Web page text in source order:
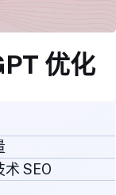
优化
SEO